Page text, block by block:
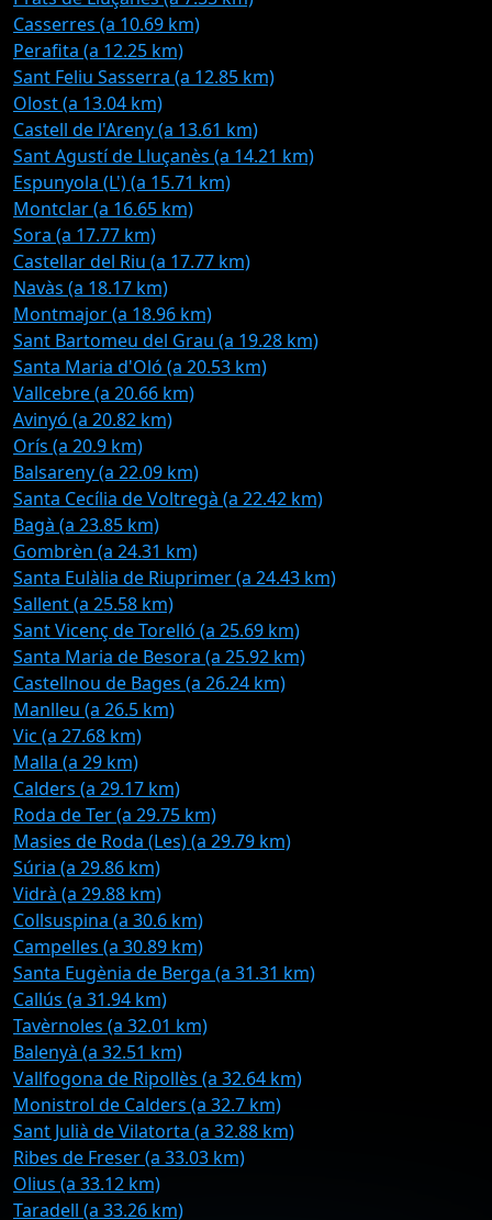
Casserres (a 10.69 km)
Perafita (a 12.25 km)
Sant Feliu Sasserra (a 12.85 km)
Olost (a 13.04 km)
Castell de l'Areny (a 13.61 km)
Sant Agustí de Lluçanès (a 14.21 km)
Espunyola (L') (a 15.71 km)
Montclar (a 16.65 km)
Sora (a 17.77 km)
Castellar del Riu (a 17.77 km)
Navàs (a 18.17 km)
Montmajor (a 18.96 km)
Sant Bartomeu del Grau (a 19.28 km)
Santa Maria d'Oló (a 20.53 km)
Vallcebre (a 20.66 km)
Avinyó (a 20.82 km)
Orís (a 20.9 km)
Balsareny (a 22.09 km)
Santa Cecília de Voltregà (a 22.42 km)
Bagà (a 23.85 km)
Gombrèn (a 24.31 km)
Santa Eulàlia de Riuprimer (a 24.43 km)
Sallent (a 25.58 km)
Sant Vicenç de Torelló (a 25.69 km)
Santa Maria de Besora (a 25.92 km)
Castellnou de Bages (a 26.24 km)
Manlleu (a 26.5 km)
Vic (a 27.68 km)
Malla (a 29 km)
Calders (a 29.17 km)
Roda de Ter (a 29.75 km)
Masies de Roda (Les) (a 29.79 km)
Súria (a 29.86 km)
Vidrà (a 29.88 km)
Collsuspina (a 30.6 km)
Campelles (a 30.89 km)
Santa Eugènia de Berga (a 31.31 km)
Callús (a 31.94 km)
Tavèrnoles (a 32.01 km)
Balenyà (a 32.51 km)
Vallfogona de Ripollès (a 32.64 km)
Monistrol de Calders (a 32.7 km)
Sant Julià de Vilatorta (a 32.88 km)
Ribes de Freser (a 33.03 km)
Olius (a 33.12 km)
Taradell (a 33.26 km)